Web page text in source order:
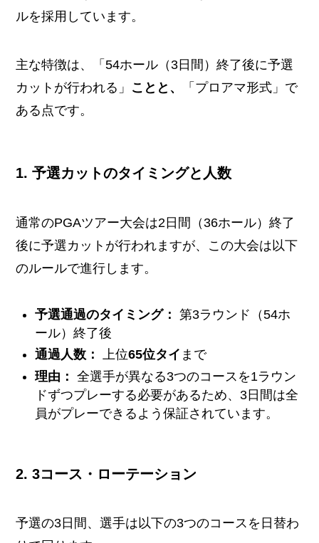
ルを採用しています。
主な特徴は、「54ホール（3日間）終了後に予選
カットが行われる」 ことと、
「プロアマ形式」で
ある点です。
1. 予選カットのタイミングと人数
通常のPGAツアー大会は2日間（36ホール）終了
後に予選カットが行われますが、この大会は以下
のルールで進行します。
予選通過のタイミング： 第3ラウンド（54ホ
ール）終了後
通過人数： 上位65位タイ まで
理由： 全選手が異なる3つのコースを1ラウン
ドずつプレーする必要があるため、3日間は全
員がプレーできるよう保証されています。
2. 3コース・ローテーション
予選の3日間、選手は以下の3つのコースを日替わ